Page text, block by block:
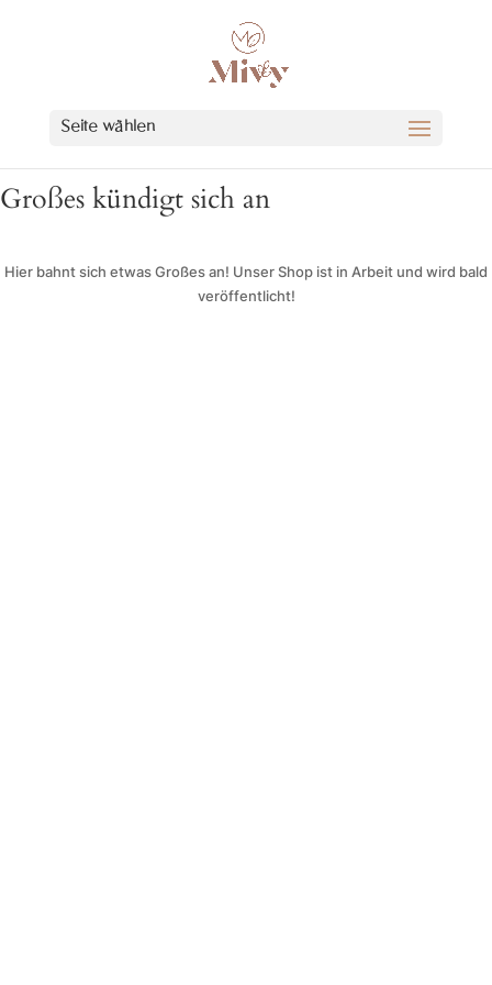
Seite wählen
Großes kündigt sich an
Hier bahnt sich etwas Großes an! Unser Shop ist in Arbeit und wird bald
veröffentlicht!